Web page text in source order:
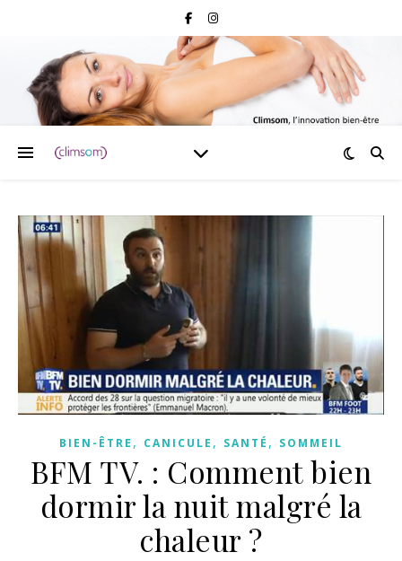
BIEN-ÊTRE , CANICULE , SANTÉ , SOMMEIL
BFM TV. : Comment bien
dormir la nuit malgré la
chaleur ?